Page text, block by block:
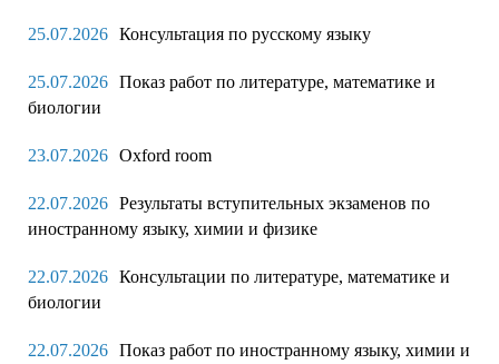
25.07.2026 Консультация по русскому языку
25.07.2026 Показ работ по литературе, математике и
биологии
23.07.2026 Oxford room
22.07.2026 Результаты вступительных экзаменов по
иностранному языку, химии и физике
22.07.2026 Консультации по литературе, математике и
биологии
22.07.2026 Показ работ по иностранному языку, химии и